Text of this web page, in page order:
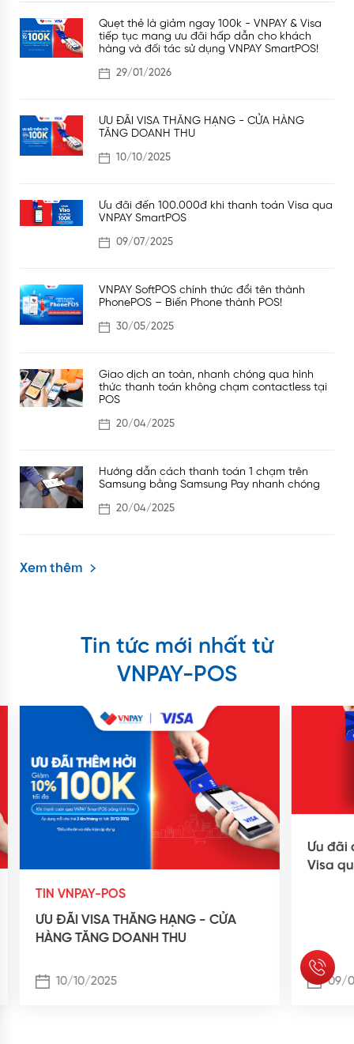
Quẹt thẻ là giảm ngay 100k - VNPAY & Visa
tiếp tục mang ưu đãi hấp dẫn cho khách
hàng và đối tác sử dụng VNPAY SmartPOS!
29/01/2026
ƯU ĐÃI VISA THĂNG HẠNG - CỬA HÀNG
TĂNG DOANH THU
10/10/2025
Ưu đãi đến 100.000đ khi thanh toán Visa qua
VNPAY SmartPOS
09/07/2025
VNPAY SoftPOS chính thức đổi tên thành
PhonePOS – Biến Phone thành POS!
30/05/2025
Giao dịch an toàn, nhanh chóng qua hình
thức thanh toán không chạm contactless tại
POS
20/04/2025
Hướng dẫn cách thanh toán 1 chạm trên
Samsung bằng Samsung Pay nhanh chóng
20/04/2025
Xem thêm
Tin tức mới nhất từ
VNPAY-POS
TIN VNPAY-POS
ƯU ĐÃI VISA THĂNG HẠNG - CỬA
HÀNG TĂNG DOANH THU
10/10/2025
Ưu đãi
Visa
09/